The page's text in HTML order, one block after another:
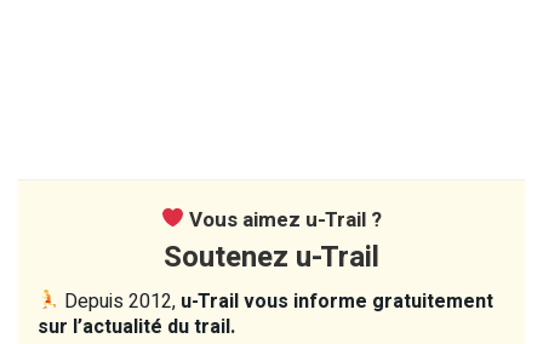
Vous aimez u-Trail ?
Soutenez u-Trail
Depuis 2012, u-Trail vous informe gratuitement
sur l’actualité du trail.